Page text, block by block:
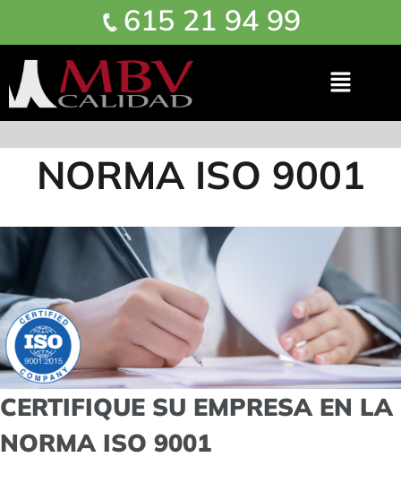
615 21 94 99
NORMA ISO 9001
CERTIFIQUE SU EMPRESA EN LA
NORMA ISO 9001